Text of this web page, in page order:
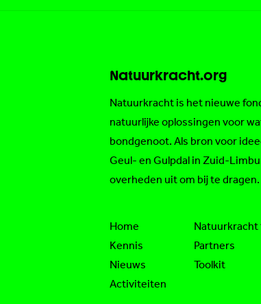
Natuurkracht.org
Natuurkracht is het nieuwe
natuurlijke oplossingen voor
bondgenoot. Als bron voor
Geul- en Gulpdal in Zuid-
overheden uit om bij te dragen.
Home
Kennis
Nieuws
Activiteiten
Natuurkracht
Partners
Toolkit